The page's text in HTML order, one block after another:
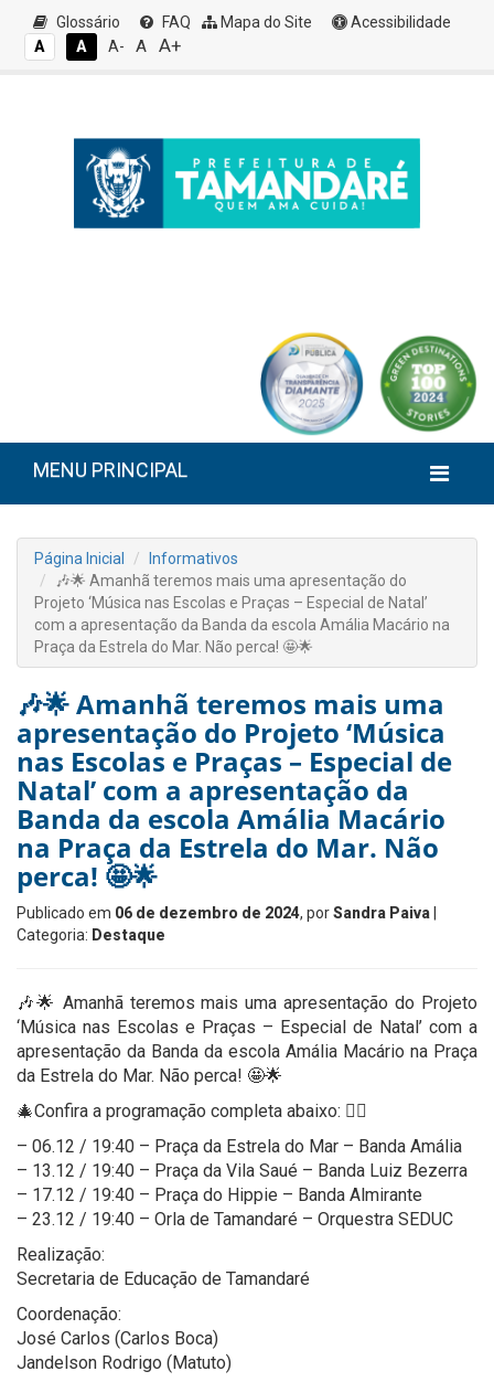
Glossário FAQ Mapa do Site
Acessibilidade
A
A A- A A+
MENU PRINCIPAL
Página Inicial
Informativos
🎶🌟 Amanhã teremos mais uma apresentação do
Projeto ‘Música nas Escolas e Praças – Especial de Natal’
com a apresentação da Banda da escola Amália Macário na
Praça da Estrela do Mar. Não perca! 🤩🌟
🎶🌟 Amanhã teremos mais uma
apresentação do Projeto ‘Música
nas Escolas e Praças – Especial de
Natal’ com a apresentação da
Banda da escola Amália Macário
na Praça da Estrela do Mar. Não
perca! 🤩🌟
Publicado em 06 de dezembro de 2024, porSandra Paiva
Categoria: Destaque
🎶🌟 Amanhã teremos mais uma apresentação do Projeto
‘Música nas Escolas e Praças – Especial de Natal’ com a
apresentação da Banda da escola Amália Macário na Praça
da Estrela do Mar. Não perca! 🤩🌟
🎄Confira a programação completa abaixo: 👇🏻
– 06.12 / 19:40 – Praça da Estrela do Mar – Banda Amália
– 13.12 / 19:40 – Praça da Vila Saué – Banda Luiz Bezerra
– 17.12 / 19:40 – Praça do Hippie – Banda Almirante
– 23.12 / 19:40 – Orla de Tamandaré – Orquestra SEDUC
Realização:
Secretaria de Educação de Tamandaré
Coordenação:
José Carlos (Carlos Boca)
Jandelson Rodrigo (Matuto)